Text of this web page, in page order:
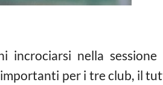
incrociarsi nella sessione
per i tre club, il